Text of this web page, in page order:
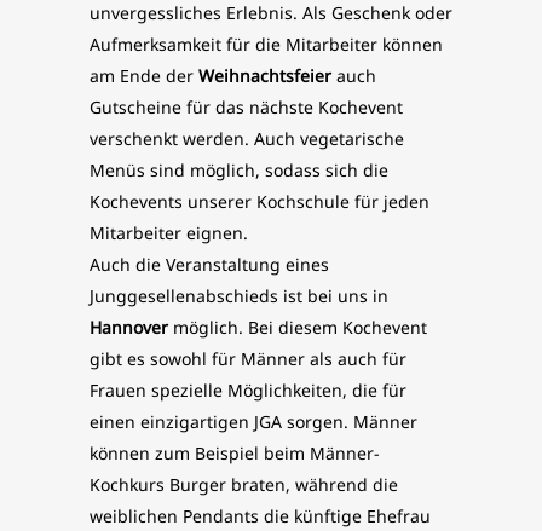
unvergessliches Erlebnis. Als Geschenk oder
Aufmerksamkeit für die Mitarbeiter können
am Ende der Weihnachtsfeier auch
Gutscheine für das nächste Kochevent
verschenkt werden. Auch vegetarische
Menüs sind möglich, sodass sich die
Kochevents unserer Kochschule für jeden
Mitarbeiter eignen.
Auch die Veranstaltung eines
Junggesellenabschieds ist bei uns in
Hannover möglich. Bei diesem Kochevent
gibt es sowohl für Männer als auch für
Frauen spezielle Möglichkeiten, die für
einen einzigartigen JGA sorgen. Männer
können zum Beispiel beim Männer-
Kochkurs Burger braten, während die
weiblichen Pendants die künftige Ehefrau